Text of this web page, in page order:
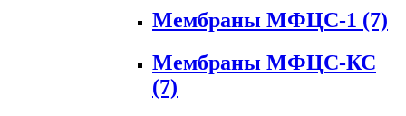
Мембраны МФЦС-1 (7)
Мембраны МФЦС-КС
(7)